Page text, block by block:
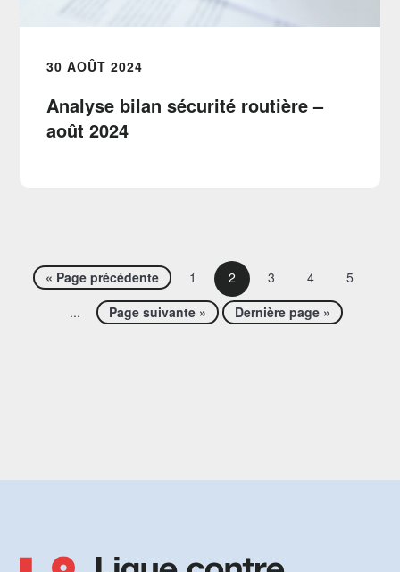
30 AOÛT 2024
Analyse bilan sécurité routière –
août 2024
« Page précédente 1 2 3 4
5
...
Page suivante » Dernière page »